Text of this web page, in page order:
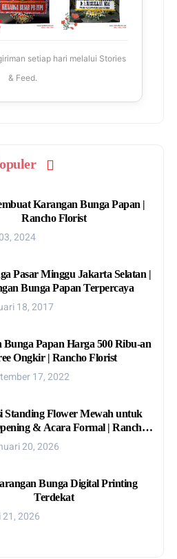
setiap hari melalui Stories
& Feed.
Karangan Bunga Papan |
Rancho Florist
2024
Pasar Minggu Jakarta Selatan |
Bunga Papan Terpercaya
18, 2017
Papan Harga 500 Ribu-an
Ongkir | Rancho Florist
17, 2022
Standing Flower Mewah untuk
& Acara Formal | Rancho
Florist
20, 2026
Bunga Digital Printing
Terdekat
21, 2026